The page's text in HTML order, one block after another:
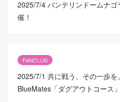
2025/7/4 バンテリンドームナ
催！
FANCLUB
2025/7/1 共に戦う、その一歩
BlueMates「ダグアウトコース